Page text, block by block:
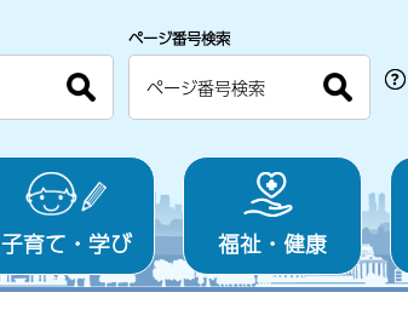
ページ番号検索
子育て・学び 福祉・健康